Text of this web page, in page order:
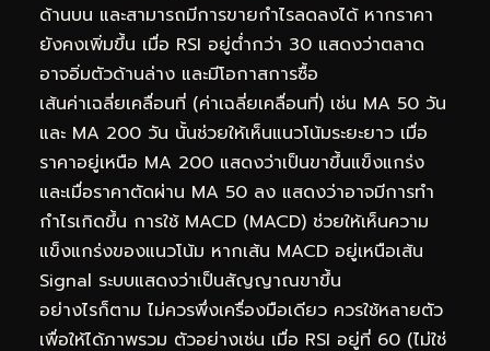
ด้านบน และสามารถมีการขายกำไรลดลงได้ หากราคา
ยังคงเพิ่มขึ้น เมื่อ RSI อยู่ต่ำกว่า 30 แสดงว่าตลาด
อาจอิ่มตัวด้านล่าง และมีโอกาสการซื้อ
เส้นค่าเฉลี่ยเคลื่อนที่ (ค่าเฉลี่ยเคลื่อนที่) เช่น MA 50 วัน
และ MA 200 วัน นั้นช่วยให้เห็นแนวโน้มระยะยาว เมื่อ
ราคาอยู่เหนือ MA 200 แสดงว่าเป็นขาขึ้นแข็งแกร่ง
และเมื่อราคาตัดผ่าน MA 50 ลง แสดงว่าอาจมีการทำ
กำไรเกิดขึ้น การใช้ MACD (MACD) ช่วยให้เห็นความ
แข็งแกร่งของแนวโน้ม หากเส้น MACD อยู่เหนือเส้น
Signal ระบบแสดงว่าเป็นสัญญาณขาขึ้น
อย่างไรก็ตาม ไม่ควรพึ่งเครื่องมือเดียว ควรใช้หลายตัว
เพื่อให้ได้ภาพรวม ตัวอย่างเช่น เมื่อ RSI อยู่ที่ 60 (ไม่ใช่